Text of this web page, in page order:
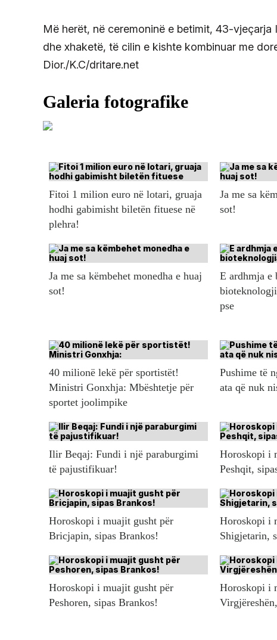
Më herët, në ceremoninë e betimit, 43-
dhe xhaketë, të cilin e kishte kombinuar me
Dior./K.C/dritare.net
Fitoi 1 milion euro në lotari, gruaja
hodhi gabimisht biletën fituese në
plehra!
Ja me sa
sot!
Ja me sa këmbehet monedha e huaj
sot!
E ardhmja e
pse
40 milionë lekë për sportistët!
Ministri Gonxhja: Mbështetje për
sportet joolimpike
Pushime të
ata që nuk
Ilir Beqaj: Fundi i një paraburgimi
të pajustifikuar!
Horoskopi i
Peshqit,
Horoskopi i muajit gusht për
Bricjapin, sipas Brankos!
Horoskopi i
Shigjetarin,
Horoskopi i muajit gusht për
Peshoren, sipas Brankos!
Horoskopi i